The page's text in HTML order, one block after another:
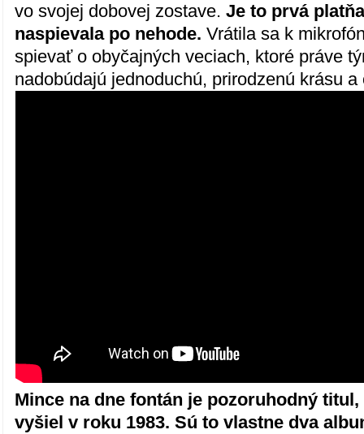
vo svojej dobovej zostave.Je to prvá
naspievala po nehode. Vrátila sa k
spievať o obyčajných veciach, ktoré práve
nadobúdajú jednoduchú, prirodzenú krásu
Mince na dne fontán je pozoruhodný
vyšiel v roku 1983. Sú to vlastne dva